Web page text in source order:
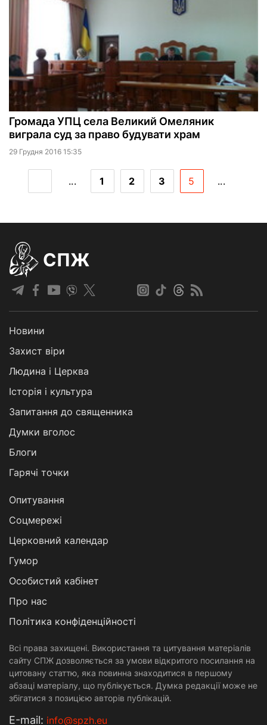
Громада УПЦ села Великий Омеляник
виграла суд за право будувати храм
29 Грудня 2016 15:35
... 1 2 3 5 ...
СПЖ
Новини
Захист віри
Людина і Церква
Історія і культура
Запитання до священника
Думки вголос
Блоги
Гарячі точки
Опитування
Соцмережі
Церковний календар
Гумор
Особистий кабінет
Про нас
Політика конфіденційності
Всі права захищені. Використання та цитування матеріалів
сайту СПЖ дозволяється за умови відкритого посилання на
цитовану статтю, яка повинна знаходитися в першому
абзаці матеріалу, що публікується. Думка редакції може не
збігатися з позицією авторів публікацій.
Е-mail: info@spzh.eu